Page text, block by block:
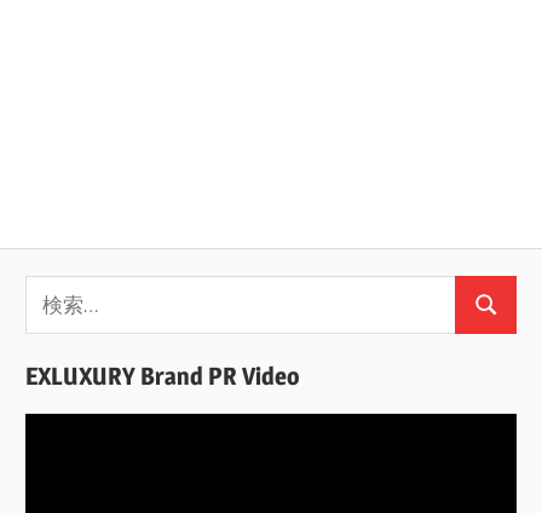
索:
検
EXLUXURY Brand PR Video